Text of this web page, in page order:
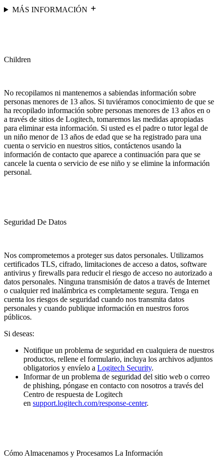
MÁS INFORMACIÓN
Children
No recopilamos ni mantenemos a sabiendas información sobre
personas menores de 13 años. Si tuviéramos conocimiento de que se
ha recopilado información sobre personas menores de 13 años en o
a través de sitios de Logitech, tomaremos las medidas apropiadas
para eliminar esta información. Si usted es el padre o tutor legal de
un niño menor de 13 años de edad que se ha registrado para una
cuenta o servicio en nuestros sitios, contáctenos usando la
información de contacto que aparece a continuación para que se
cancele la cuenta o servicio de ese niño y se elimine la información
personal.
Seguridad De Datos
Nos comprometemos a proteger sus datos personales. Utilizamos
certificados TLS, cifrado, limitaciones de acceso a datos, software
antivirus y firewalls para reducir el riesgo de acceso no autorizado a
datos personales. Ninguna transmisión de datos a través de Internet
o cualquier red inalámbrica es completamente segura. Tenga en
cuenta los riesgos de seguridad cuando nos transmita datos
personales y cuando publique información en nuestros foros
públicos.
Si deseas:
Notifique un problema de seguridad en cualquiera de nuestros
productos, rellene el formulario, incluya los archivos adjuntos
obligatorios y envíelo a Logitech Security.
Informar de un problema de seguridad del sitio web o correo
de phishing, póngase en contacto con nosotros a través del
Centro de respuesta de Logitech
en support.logitech.com/response-center.
Cómo Almacenamos y Procesamos La Información